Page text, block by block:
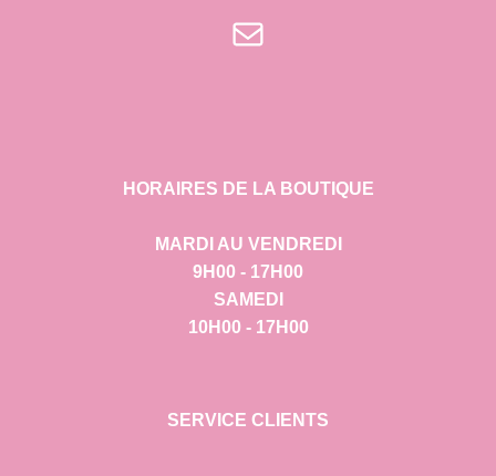
E-mail
HORAIRES DE LA BOUTIQUE
MARDI AU VENDREDI
9H00 - 17H00
SAMEDI
10H00 - 17H00
SERVICE CLIENTS